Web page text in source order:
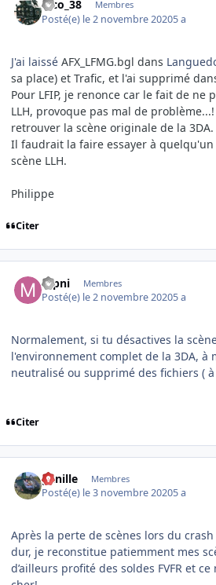
nico_38 Membres
Posté(e) le 2 novembre 20205 a
J'ai laissé AFX_LFMG.bgl dans
sa place) et Trafic, et l'ai supprimé
Pour LFIP, je renonce car le fait de ne
LLH, provoque pas mal de
retrouver la scène originale de la 3DA.
Il faudrait la faire essayer à
scène LLH.
Philippe
Citer
mpni Membres
Posté(e) le 2 novembre 20205 a
Normalement, si tu désactives la
l'environnement complet de la 3DA, à
neutralisé ou supprimé des fichiers (
Citer
ganille Membres
Posté(e) le 3 novembre 20205 a
Après la perte de scènes lors du crash
dur, je reconstitue patiemment mes
d’ailleurs profité des soldes FVFR et ce